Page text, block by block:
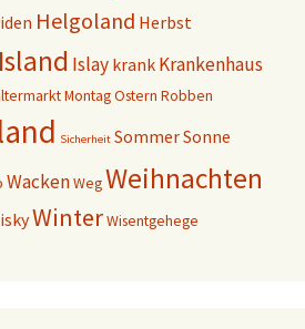
Helgoland Herbst
Island Islay krank Krankenhaus
MontagOstern Robben
Sicherheit SommerSonne
WackenWegWeihnachten
WinterWisentgehege